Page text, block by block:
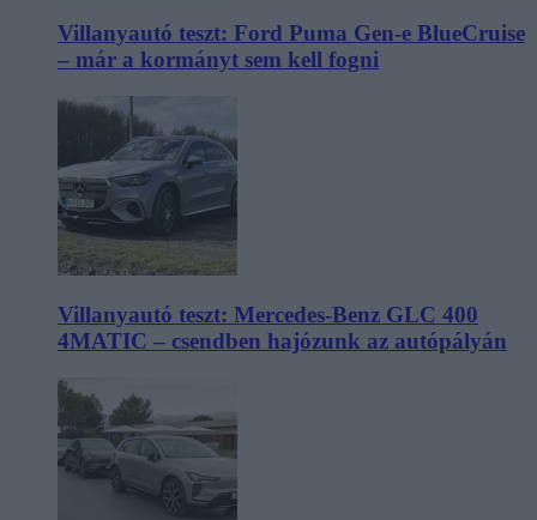
Villanyautó teszt: Ford Puma Gen-e BlueCruise
– már a kormányt sem kell fogni
Villanyautó teszt: Mercedes-Benz GLC 400
4MATIC – csendben hajózunk az autópályán